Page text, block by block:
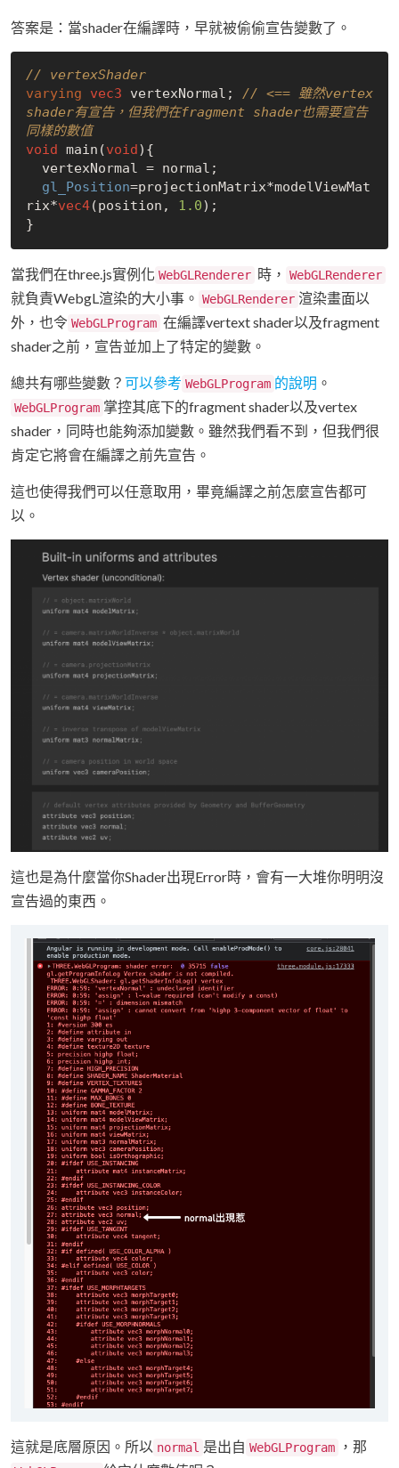
答案是：當shader在編譯時，早就被偷偷宣告變數了。
// vertexShader
varying
vec3 vertexNormal; // <== 雖然vertex
shader有宣告，但我們在fragment shader也需要宣告
同樣的數值
void main(void ){
gl_Position=projectionMatrix*modelViewMat
rix*vec4(position, 1.0);
當我們在three.js實例化 WebGLRenderer 時， WebGLRenderer
就負責WebgL渲染的大小事。 WebGLRenderer 渲染畫面以
外，也令 WebGLProgram 在編譯vertext shader以及fragment
shader之前，宣告並加上了特定的變數。
總共有哪些變數？ 可以參考 WebGLProgram 的說明 。
WebGLProgram 掌控其底下的fragment shader以及vertex
shader，同時也能夠添加變數。雖然我們看不到，但我們很
肯定它將會在編譯之前先宣告。
這也使得我們可以任意取用，畢竟編譯之前怎麼宣告都可
以。
這也是為什麼當你Shader出現Error時，會有一大堆你明明沒
宣告過的東西。
這就是底層原因。所以 normal 是出自 WebGLProgram ，那